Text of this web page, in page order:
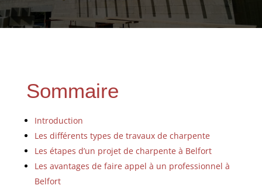
Sommaire
Introduction
Les différents types de travaux de charpente
Les étapes d’un projet de charpente à Belfort
Les avantages de faire appel à un professionnel à
Belfort